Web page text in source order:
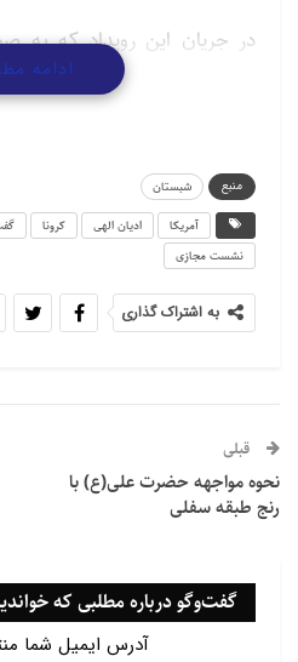
در جریان این رویداد که
مسلمانان محلی درباره اهمیت
این مراسم مجازی که بخشی از
نیوآرک» است با یک پرسش یا
در آن مردم می تواستند به
پاسخ دهند.
نوید باقر، بنیانگذار مدرسه
وی افزود: اسلام دین میانه
رویم و همه کارهای خود را بر
دهیم ما به
باقر گفت كه یكی از دلایل وی
ادامه
منبع
شبستان
آمریکا
ادیان الهی کرونا
نشست مجازی
به اشتراک گذاری
قبلی
نحوه مواجهه حضرت علی(ع) با
رنج طبقه سفلی
گفت‌وگو درباره مطلبی که
آدرس ایمیل شما